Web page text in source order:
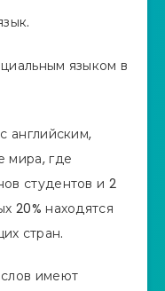
языком в
английским,
мира, где
студентов и 2
20% находятся
стран.
имеют